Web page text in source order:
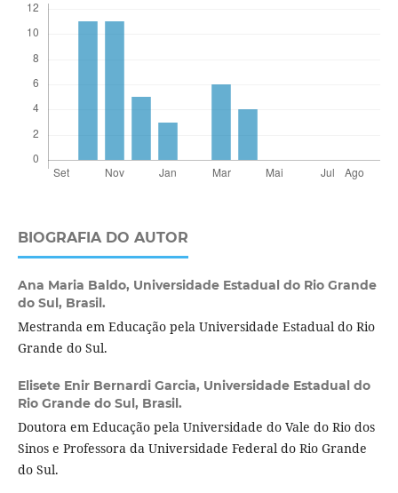
BIOGRAFIA DO AUTOR
Ana Maria Baldo, Universidade Estadual do Rio Grande
do Sul, Brasil.
Mestranda em Educação pela Universidade Estadual do Rio
Grande do Sul.
Elisete Enir Bernardi Garcia, Universidade Estadual do
Rio Grande do Sul, Brasil.
Doutora em Educação pela Universidade do Vale do Rio dos
Sinos e Professora da Universidade Federal do Rio Grande
do Sul.